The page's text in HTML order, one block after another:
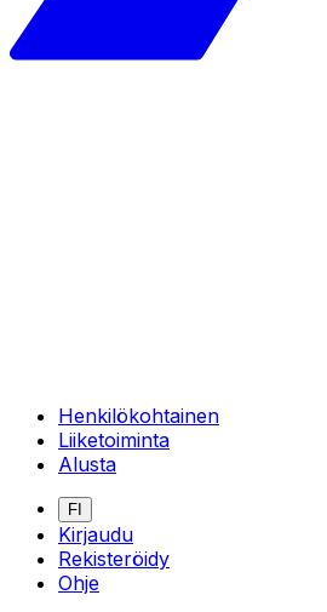
Henkilökohtainen
Liiketoiminta
Alusta
FI
Kirjaudu
Rekisteröidy
Ohje